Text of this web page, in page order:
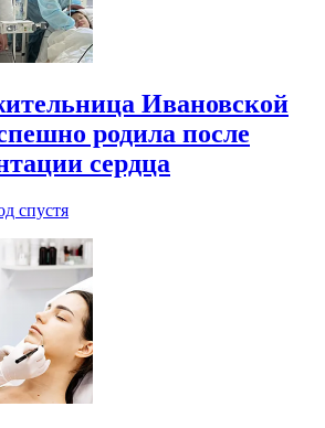
Ивановской
родила после
сердца
спустя